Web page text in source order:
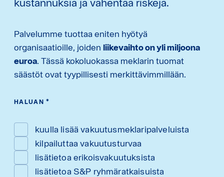
Palvelumme tuottaa eniten hyötyä
organisaatioille, joiden liikevaihto on yli miljoona
euroa. Tässä kokoluokassa meklarin tuomat
säästöt ovat tyypillisesti merkittävimmillään.
HALUAN *
kuulla lisää vakuutusmeklaripalveluista
kilpailuttaa vakuutusturvaa
lisätietoa erikoisvakuutuksista
lisätietoa S&P ryhmäratkaisuista